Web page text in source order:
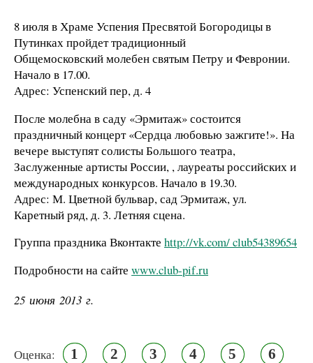
8 июля в Храме Успения Пресвятой Богородицы в
Путинках пройдет традиционный
Общемосковский молебен святым Петру и Февронии.
Начало в 17.00.
Адрес: Успенский пер, д. 4
После молебна в саду «Эрмитаж» состоится
праздничный концерт «Сердца любовью зажгите!». На
вечере выступят солисты Большого театра,
Заслуженные артисты России, , лауреаты российских и
международных конкурсов. Начало в 19.30.
Адрес: М. Цветной бульвар, сад Эрмитаж, ул.
Каретный ряд, д. 3. Летняя сцена.
Группа праздника Вконтакте http://vk.com/ club54389654
Подробности на сайте www.club-pif.ru
25 июня 2013 г.
Оценка: 1 2 3 4 5 6